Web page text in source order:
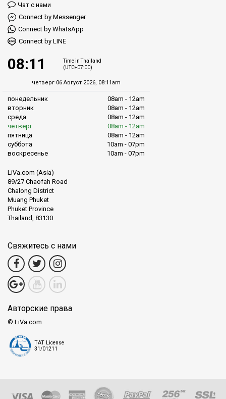
Чат с нами
Connect by Messenger
Connect by WhatsApp
Connect by LINE
08:11
Time in Thailand
(UTC+07:00)
четверг 06 Август 2026, 08:11am
понедельник
08am - 12am
вторник
08am - 12am
среда
08am - 12am
четверг
08am - 12am
пятница
08am - 12am
суббота
10am - 07pm
воскресенье
10am - 07pm
LiVa.com (Asia)
89/27 Chaofah Road
Chalong District
Muang Phuket
Phuket Province
Thailand, 83130
Свяжитесь с нами
Авторские права
© LiVa.com
TAT License
31/01211